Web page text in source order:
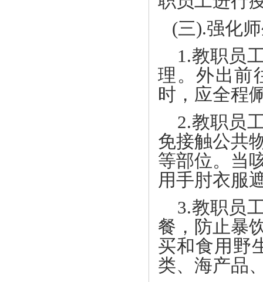
(三).强化
1.教职员
理。外出前
时，应全程
2.教职员
免接触公共
等部位。当
用手肘衣服
3.教职员
餐，防止暴
买和食用野
类、海产品